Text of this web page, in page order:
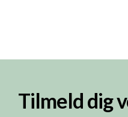
Tilmeld dig